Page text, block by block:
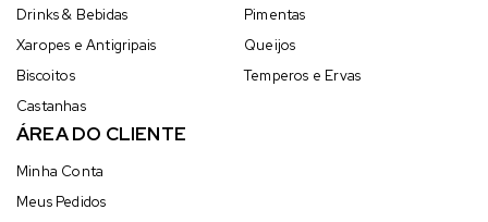
Drinks & Bebidas
Xaropes e Antigripais
Biscoitos
Castanhas
Pimentas
Queijos
Temperos e Ervas
ÁREA DO CLIENTE
Minha Conta
Meus Pedidos